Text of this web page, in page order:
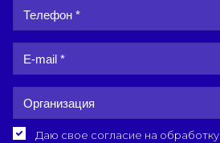
Даю свое согласие на обработку